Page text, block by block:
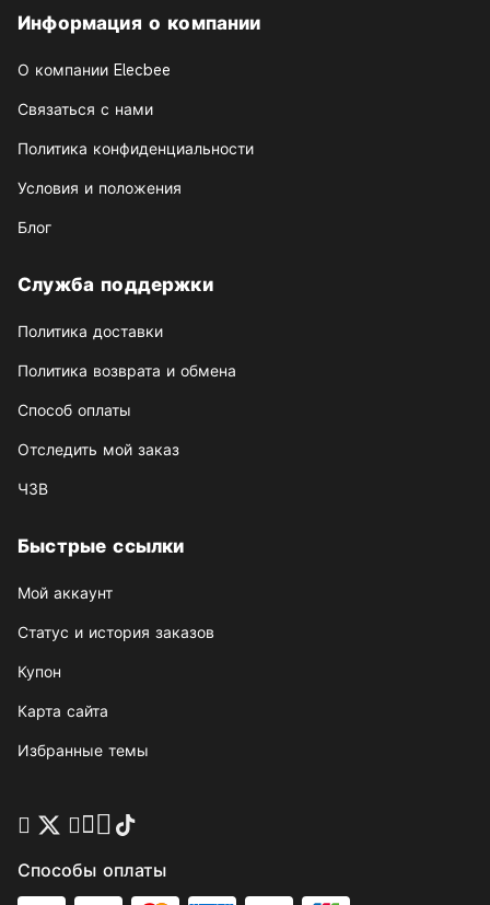
Информация о компании
О компании Elecbee
Связаться с нами
Политика конфиденциальности
Условия и положения
Блог
Служба поддержки
Политика доставки
Политика возврата и обмена
Способ оплаты
Отследить мой заказ
ЧЗВ
Быстрые ссылки
Мой аккаунт
Статус и история заказов
Купон
Карта сайта
Избранные темы
Способы оплаты